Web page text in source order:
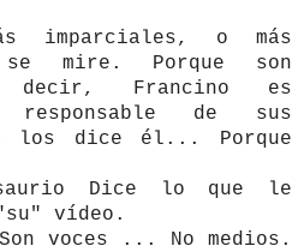
imparciales, o más
mire. Porque son
decir, Francino es
de sus
los dice él... Porque
Dice lo que le
vídeo.
voces ... No medios.